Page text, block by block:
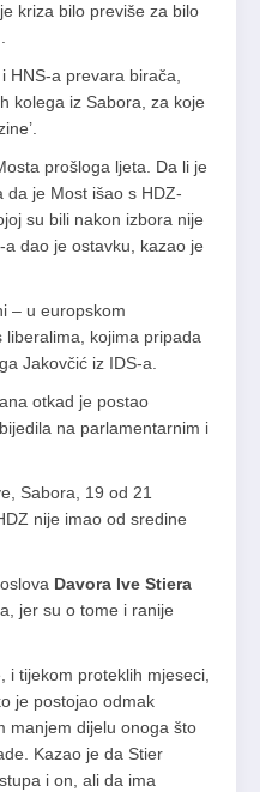
kriza bilo previše za bilo
HNS-a prevara birača,
kolega iz Sabora, za koje
prošloga ljeta. Da li je
da je Most išao s HDZ-
su bili nakon izbora nije
dao je ostavku, kazao je
– u europskom
kojima pripada
Jakovčić iz IDS-a.
otkad je postao
na parlamentarnim i
Sabora, 19 od 21
nije imao od sredine
Davora Ive Stiera
jer su o tome i ranije
i tijekom proteklih mjeseci,
je postojao odmak
manjem dijelu onoga što
Kazao je da Stier
i on, ali da ima